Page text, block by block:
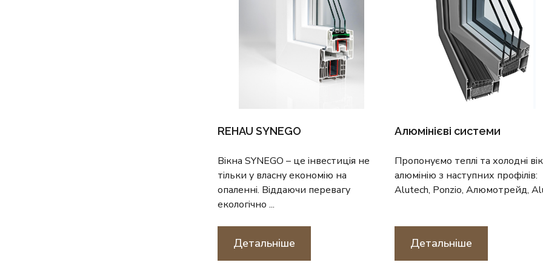
REHAU SYNEGO
Вікна SYNEGO – це інвестиція не
тільки у власну е​кономію на
опаленні. Віддаючи перевагу
екологічно ...
Детальніше
Алюмінієві системи
Пропонуємо теплі та холодні
алюмінію з наступних профілів:
Alutech, Ponzio, Алюмотрейд,
Детальніше